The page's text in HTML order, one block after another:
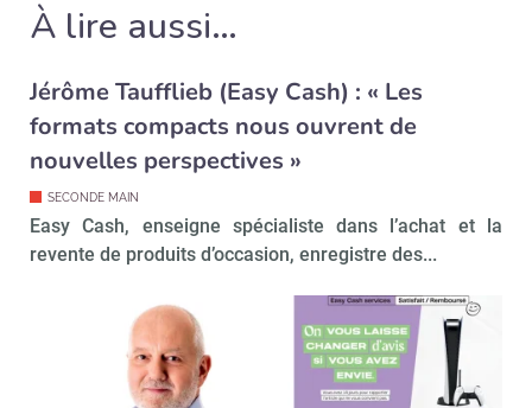
À lire aussi…
Jérôme Taufflieb (Easy Cash) : « Les
formats compacts nous ouvrent de
nouvelles perspectives »
SECONDE MAIN
Easy Cash, enseigne spécialiste dans l’achat et la
revente de produits d’occasion, enregistre des...